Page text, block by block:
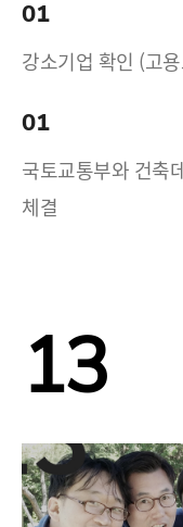
01
강소기업 확인 (고
01
국토교통부와 건축
체결
13